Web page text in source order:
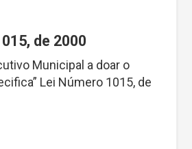
de 2000
Municipal a doar o
Lei Número 1015, de